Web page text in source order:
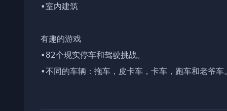
•室内建筑
有趣的游戏
•82个现实停车和驾驶挑战。
•不同的车辆：拖车，皮卡车，卡车，跑车和老爷车